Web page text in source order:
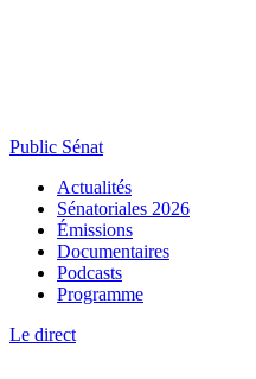
Public Sénat
Actualités
Sénatoriales 2026
Émissions
Documentaires
Podcasts
Programme
Le direct